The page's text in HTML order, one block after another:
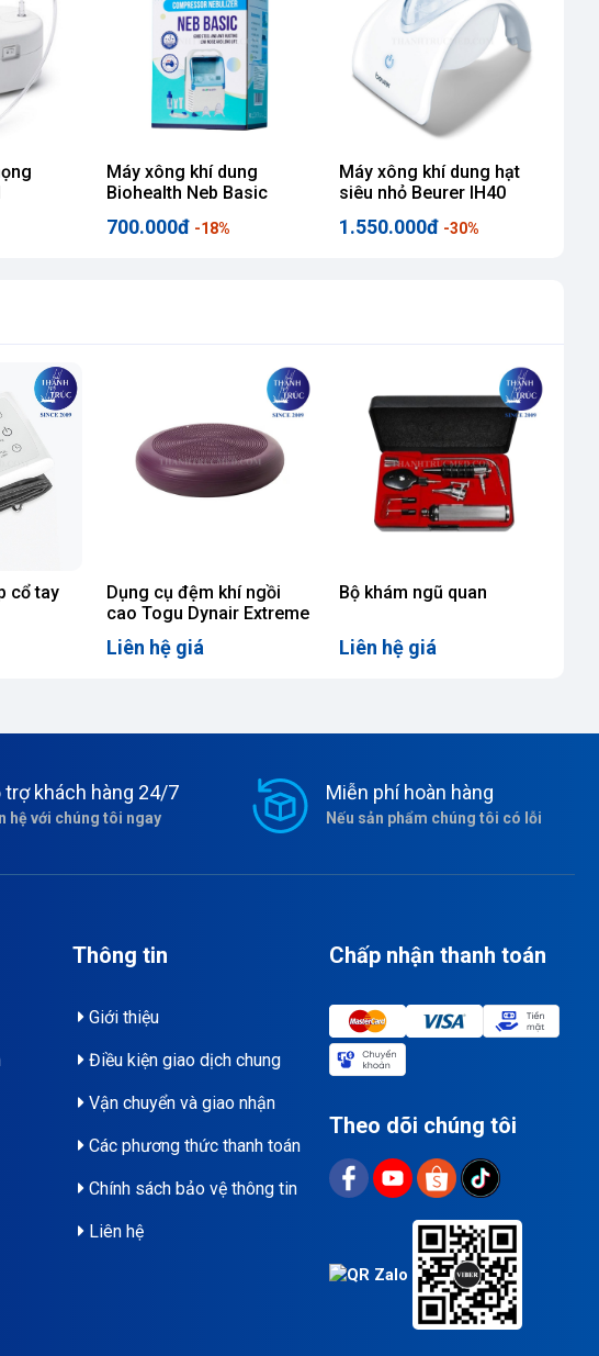
Máy xông khí dung
Biohealth Neb Basic
700.000đ -18%
Máy xông khí dung hạt
siêu nhỏ Beurer IH40
1.550.000đ -30%
cổ tay
Dụng cụ đệm khí ngồi
cao Togu Dynair Extreme
Liên hệ giá
Bộ khám ngũ quan
Liên hệ giá
trợ khách hàng 24/7
hệ với chúng tôi ngay
Miễn phí hoàn hàng
Nếu sản phẩm chúng tôi có lỗi
Thông tin
Giới thiệu
Điều kiện giao dịch chung
Vận chuyển và giao nhận
Các phương thức thanh toán
Chính sách bảo vệ thông tin
Liên hệ
Chấp nhận thanh toán
Theo dõi chúng tôi